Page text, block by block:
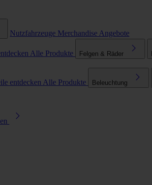
Nutzfahrzeuge Merchandise Angebote
Alle Produkte Felgen & Räder
entdecken Alle Produkte Beleuchtung